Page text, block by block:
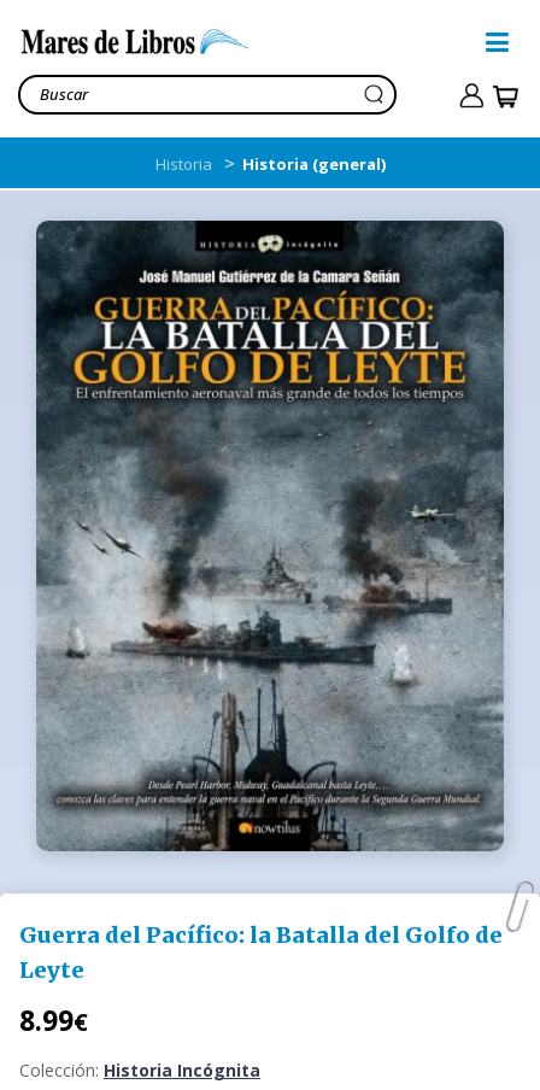
Historia > Historia (general)
Guerra del Pacífico: la Batalla del Golfo de
Leyte
8.99€
Colección: Historia Incógnita